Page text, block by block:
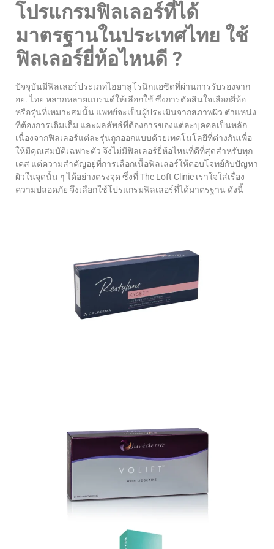
โปรแกรมฟิลเลอร์ที่ได้
มาตรฐานในประเทศไทย ใช้
ฟิลเลอร์ยี่ห้อไหนดี ?
ปัจจุบันมีฟิลเลอร์ประเภทไฮยาลูโรนิกแอซิดที่ผ่านการรับรองจาก
อย. ไทย หลากหลายแบรนด์ให้เลือกใช้ ซึ่งการตัดสินใจเลือกยี่ห้อ
หรือรุ่นที่เหมาะสมนั้น แพทย์จะเป็นผู้ประเมินจากสภาพผิว ตำแหน่ง
ที่ต้องการเติมเต็ม และผลลัพธ์ที่ต้องการของแต่ละบุคคลเป็นหลัก
เนื่องจากฟิลเลอร์แต่ละรุ่นถูกออกแบบด้วยเทคโนโลยีที่ต่างกันเพื่อ
ให้มีคุณสมบัติเฉพาะตัว จึงไม่มีฟิลเลอร์ยี่ห้อไหนที่ดีที่สุดสำหรับทุก
เคส แต่ความสำคัญอยู่ที่การเลือกเนื้อฟิลเลอร์ให้ตอบโจทย์กับปัญหา
ผิวในจุดนั้น ๆ ได้อย่างตรงจุด ซึ่งที่ The Loft Clinic เราใจใส่เรื่อง
ความปลอดภัย จึงเลือกใช้โปรแกรมฟิลเลอร์ที่ได้มาตรฐาน ดังนี้